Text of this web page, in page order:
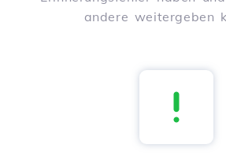
andere weitergeben